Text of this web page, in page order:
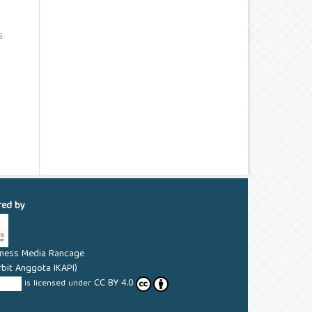
by
Media Rancage
Anggota IKAPI)
is licensed underCC BY 4.0